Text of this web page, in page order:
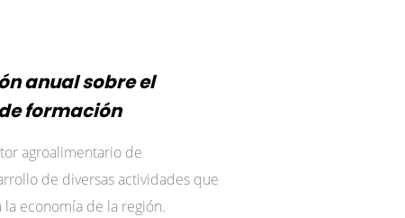
anual sobre el
formación
agroalimentario de
de diversas actividades que
economía de la región.